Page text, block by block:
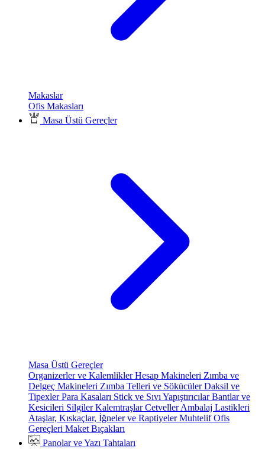
Makaslar
Ofis Makasları
Masa Üstü Gereçler
Masa Üstü Gereçler
Organizerler ve KalemliklerHesap Makineleri Zımba ve
Delgeç Makineleri Zımba Telleri ve SökücülerDaksil ve
TipexlerPara Kasaları Stick ve Sıvı YapıştırıcılarBantlar ve
Kesicileri SilgilerKalemtraşlarCetvellerAmbalaj Lastikleri
Ataşlar, Kıskaçlar, İğneler ve RaptiyelerMuhtelif Ofis
Gereçleri Maket Bıçakları
Panolar ve Yazı Tahtaları